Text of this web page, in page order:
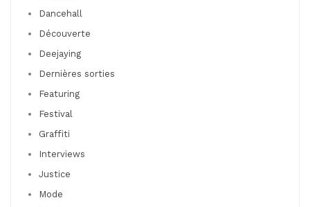
Dancehall
Découverte
Deejaying
Dernières sorties
Featuring
Festival
Graffiti
Interviews
Justice
Mode